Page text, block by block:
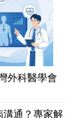
外科醫學會
溝通？專家解